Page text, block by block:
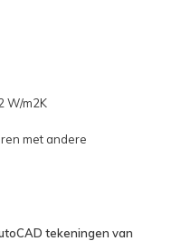
W/m2K
met andere
tekeningen van